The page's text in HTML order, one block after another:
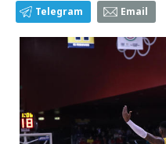
Telegram Email